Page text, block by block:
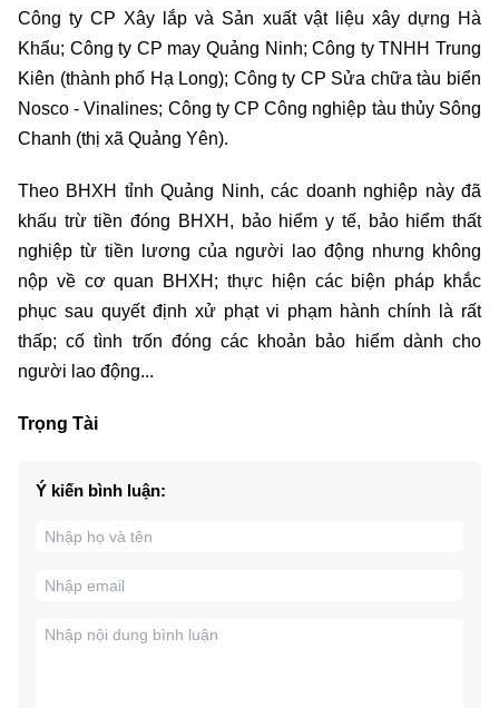
Công ty CP Xây lắp và Sản xuất vật liệu xây dựng Hà
Khẩu; Công ty CP may Quảng Ninh; Công ty TNHH Trung
Kiên (thành phố Hạ Long); Công ty CP Sửa chữa tàu biển
Nosco - Vinalines; Công ty CP Công nghiệp tàu thủy Sông
Chanh (thị xã Quảng Yên).
Theo BHXH tỉnh Quảng Ninh, các doanh nghiệp này đã
khấu trừ tiền đóng BHXH, bảo hiểm y tế, bảo hiểm thất
nghiệp từ tiền lương của người lao động nhưng không
nộp về cơ quan BHXH; thực hiện các biện pháp khắc
phục sau quyết định xử phạt vi phạm hành chính là rất
thấp; cố tình trốn đóng các khoản bảo hiểm dành cho
người lao động...
Trọng Tài
Ý kiến bình luận: